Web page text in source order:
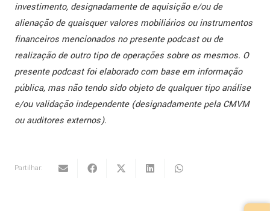
investimento, designadamente de aquisição e/ou de
alienação de quaisquer valores mobiliários ou instrumentos
financeiros mencionados no presente podcast ou de
realização de outro tipo de operações sobre os mesmos. O
presente podcast foi elaborado com base em informação
pública, mas não tendo sido objeto de qualquer tipo análise
e/ou validação independente (designadamente pela CMVM
ou auditores externos).
Partilhar: